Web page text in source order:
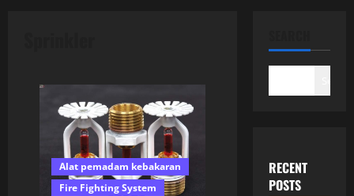
Alat pemadam kebakaran
Fire Fighting System
RECENT
POSTS